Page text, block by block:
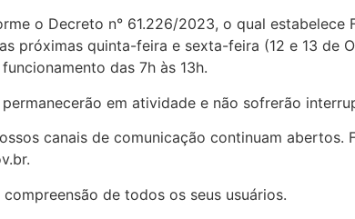
o Decreto n° 61.226/2023, o qual
próximas quinta-feira e sexta-feira (12 e 13 de
das 7h às 13h.
em atividade e não sofrerão
canais de comunicação continuam
compreensão de todos os seus usuários.